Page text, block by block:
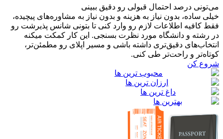
می‌تونی درصد احتمال قبولی رو دقیق ببینی
خیلی ساده، بدون نیاز به هزینه و بدون نیاز به مشاوره‌های پیچیده،
فقط کافیه اطلاعات لازم رو وارد کنی تا بتونی شانس پذیرشت رو
در رشته و دانشگاه مورد نظرت بسنجی. این کار کمکت میکنه
انتخاب‌های دقیق‌تری داشته باشی و مسیر اپلای رو مطمئن‌تر،
کوتاه‌تر و راحت‌تر طی کنی.
شروع کن
محبوب ترین ها
ارزان ترین ها
داغ ترین ها
بهترین ها